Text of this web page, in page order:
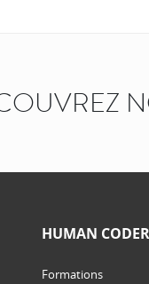
HUMAN
Formations